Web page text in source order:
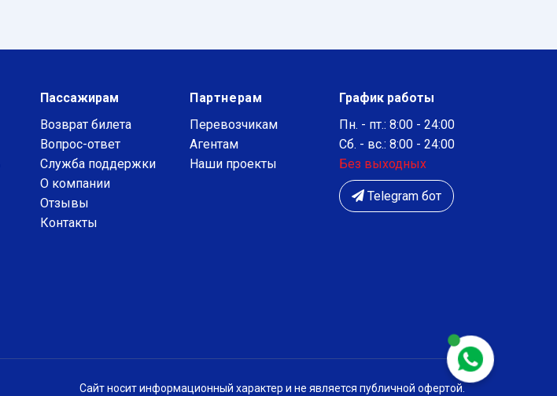
Пассажирам
Возврат билета
Вопрос-ответ
Служба поддержки
О компании
Отзывы
Контакты
Партнерам
Перевозчикам
Агентам
Наши проекты
График работы
Пн. - пт.: 8:00 - 24:00
Сб. - вс.: 8:00 - 24:00
Без выходных
Telegram бот
Сайт носит информационный характер и не является публичной офертой.